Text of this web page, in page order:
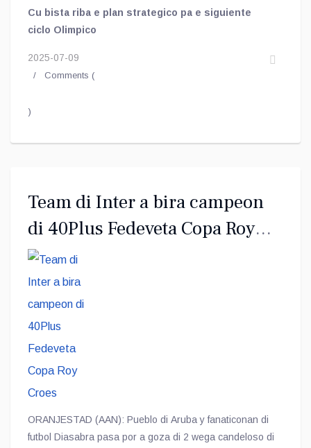
Cu bista riba e plan strategico pa e siguiente
ciclo Olimpico
2025-07-09
Comments (
)
Team di Inter a bira campeon
di 40Plus Fedeveta Copa Roy
Croes
ORANJESTAD (AAN): Pueblo di Aruba y fanaticonan di
futbol Diasabra pasa por a goza di 2 wega candeloso di